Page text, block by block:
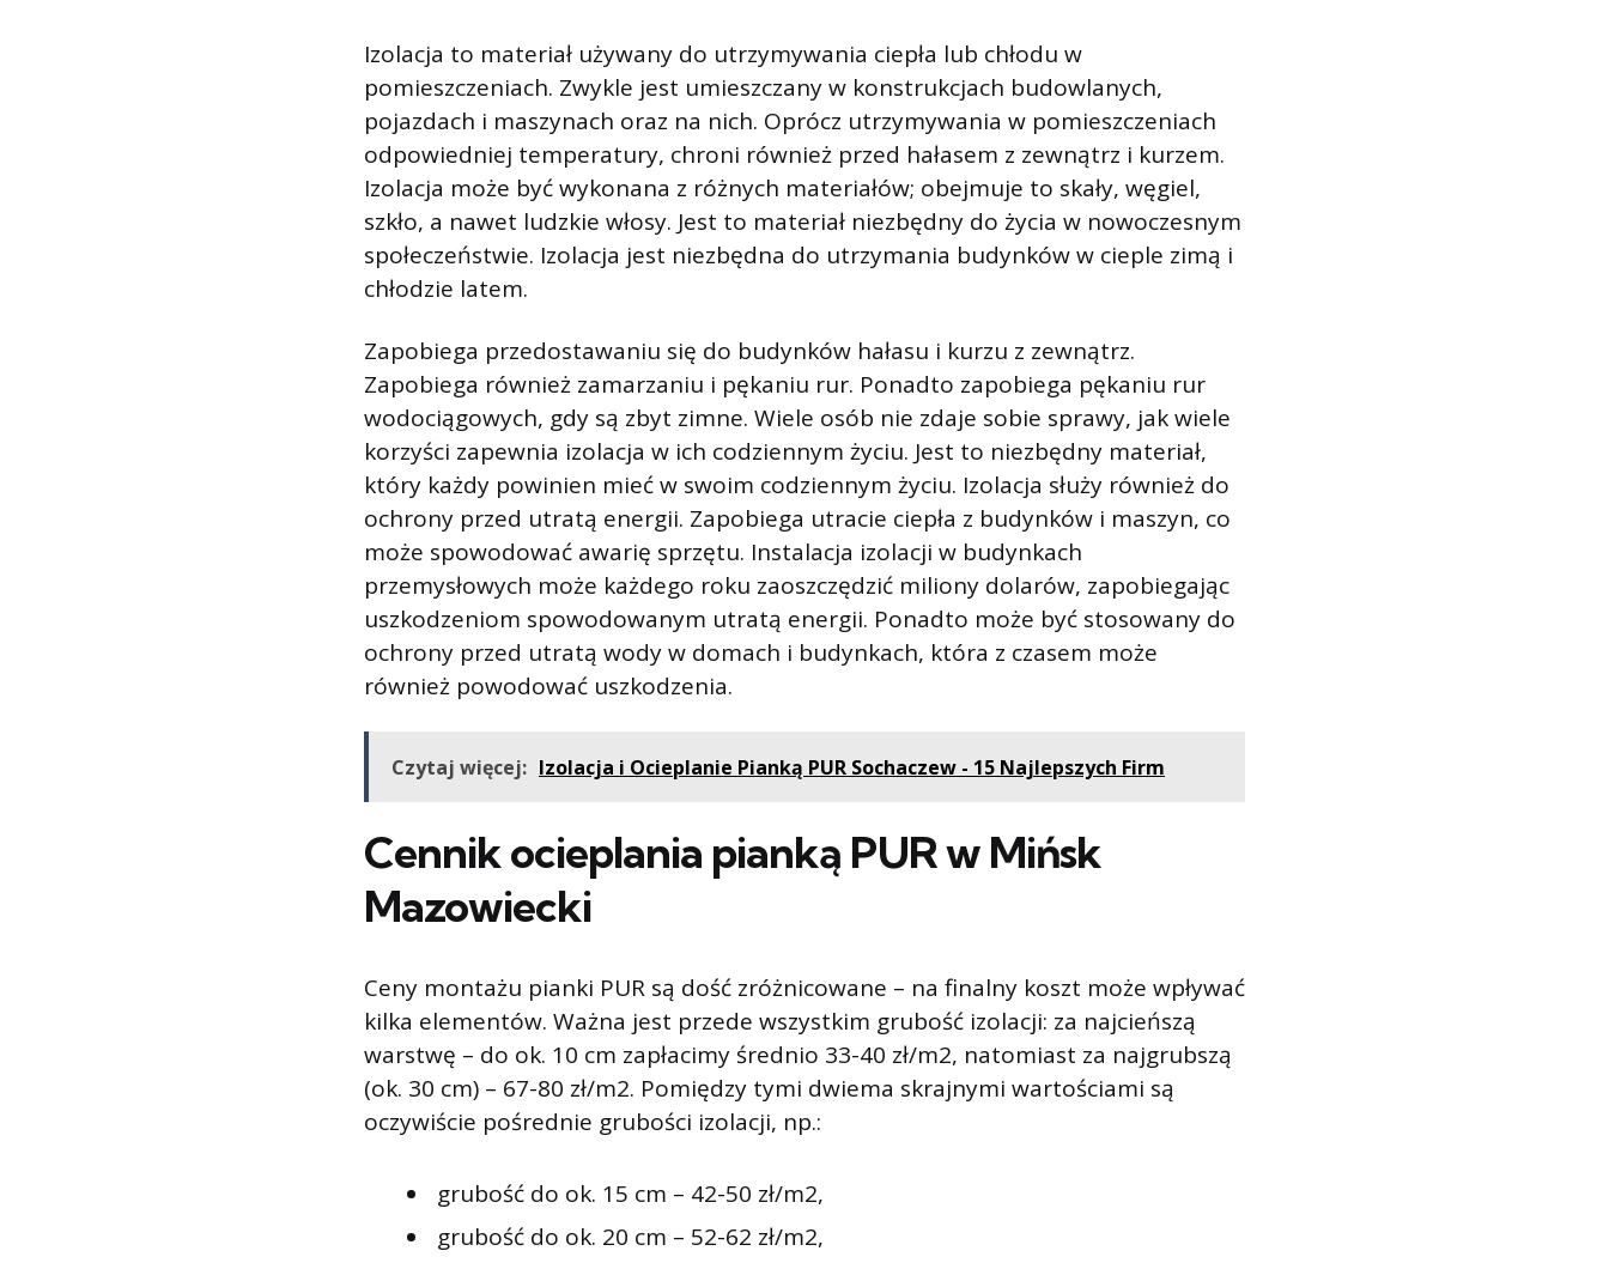
Izolacja to materiał używany do utrzymywania ciepła lub chłodu w
pomieszczeniach. Zwykle jest umieszczany w konstrukcjach budowlanych,
pojazdach i maszynach oraz na nich. Oprócz utrzymywania w pomieszczeniach
odpowiedniej temperatury, chroni również przed hałasem z zewnątrz i kurzem.
Izolacja może być wykonana z różnych materiałów; obejmuje to skały, węgiel,
szkło, a nawet ludzkie włosy. Jest to materiał niezbędny do życia w nowoczesnym
społeczeństwie. Izolacja jest niezbędna do utrzymania budynków w cieple zimą i
chłodzie latem.
Zapobiega przedostawaniu się do budynków hałasu i kurzu z zewnątrz.
Zapobiega również zamarzaniu i pękaniu rur. Ponadto zapobiega pękaniu rur
wodociągowych, gdy są zbyt zimne. Wiele osób nie zdaje sobie sprawy, jak wiele
korzyści zapewnia izolacja w ich codziennym życiu. Jest to niezbędny materiał,
który każdy powinien mieć w swoim codziennym życiu. Izolacja służy również do
ochrony przed utratą energii. Zapobiega utracie ciepła z budynków i maszyn, co
może spowodować awarię sprzętu. Instalacja izolacji w budynkach
przemysłowych może każdego roku zaoszczędzić miliony dolarów, zapobiegając
uszkodzeniom spowodowanym utratą energii. Ponadto może być stosowany do
ochrony przed utratą wody w domach i budynkach, która z czasem może
również powodować uszkodzenia.
Czytaj więcej: Izolacja i Ocieplanie Pianką PUR Sochaczew - 15 Najlepszych Firm
Cennik ocieplania pianką PUR w Mińsk
Mazowiecki
Ceny montażu pianki PUR są dość zróżnicowane – na finalny koszt może wpływać
kilka elementów. Ważna jest przede wszystkim grubość izolacji: za najcieńszą
warstwę – do ok. 10 cm zapłacimy średnio 33-40 zł/m2, natomiast za najgrubszą
(ok. 30 cm) – 67-80 zł/m2. Pomiędzy tymi dwiema skrajnymi wartościami są
oczywiście pośrednie grubości izolacji, np.:
grubość do ok. 15 cm – 42-50 zł/m2,
grubość do ok. 20 cm – 52-62 zł/m2,